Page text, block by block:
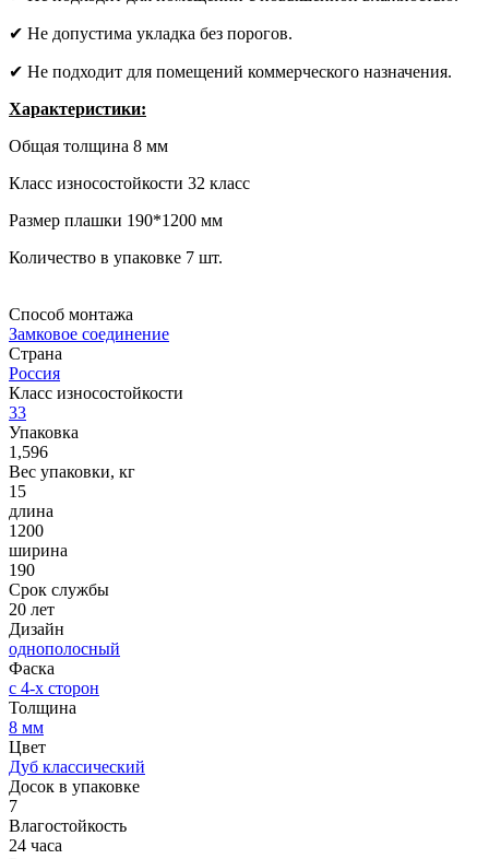
✔ Не допустима укладка без порогов.
✔ Не подходит для помещений коммерческого назначения.
Характеристики:
Общая толщина 8 мм
Класс износостойкости 32 класс
Размер плашки 190*1200 мм
Количество в упаковке 7 шт.
Способ монтажа
Замковое соединение
Страна
Россия
Класс износостойкости
33
Упаковка
1,596
Вес упаковки, кг
15
длина
1200
ширина
190
Срок службы
20 лет
Дизайн
однополосный
Фаска
с 4-х сторон
Толщина
8 мм
Цвет
Дуб классический
Досок в упаковке
7
Влагостойкость
24 часа